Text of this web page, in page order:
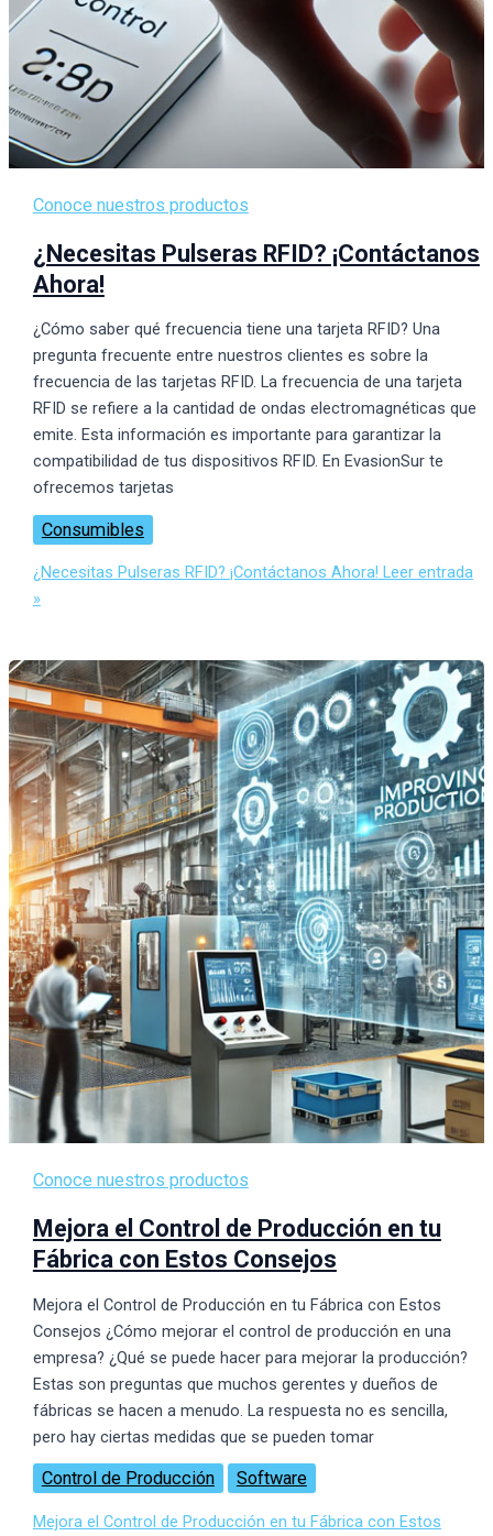
Conoce nuestros productos
¿Necesitas Pulseras RFID? ¡Contáctanos
Ahora!
¿Cómo saber qué frecuencia tiene una tarjeta RFID? Una
pregunta frecuente entre nuestros clientes es sobre la
frecuencia de las tarjetas RFID. La frecuencia de una tarjeta
RFID se refiere a la cantidad de ondas electromagnéticas que
emite. Esta información es importante para garantizar la
compatibilidad de tus dispositivos RFID. En EvasionSur te
ofrecemos tarjetas
Consumibles
¿Necesitas Pulseras RFID? ¡Contáctanos Ahora! Leer entrada
»
Conoce nuestros productos
Mejora el Control de Producción en tu
Fábrica con Estos Consejos
Mejora el Control de Producción en tu Fábrica con Estos
Consejos ¿Cómo mejorar el control de producción en una
empresa? ¿Qué se puede hacer para mejorar la producción?
Estas son preguntas que muchos gerentes y dueños de
fábricas se hacen a menudo. La respuesta no es sencilla,
pero hay ciertas medidas que se pueden tomar
Control de Producción Software
Mejora el Control de Producción en tu Fábrica con Estos